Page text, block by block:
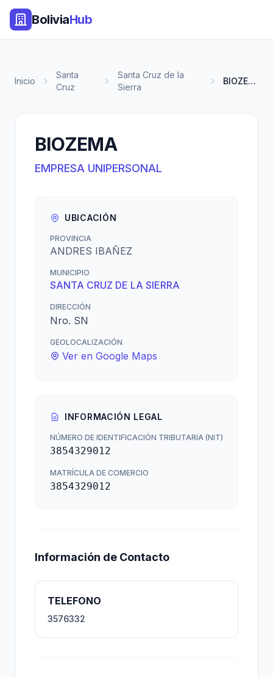
BoliviaHub
Inicio
Santa
Cruz
Santa Cruz de la
Sierra
BIOZEMA
BIOZEMA
EMPRESA UNIPERSONAL
UBICACIÓN
PROVINCIA
ANDRES IBAÑEZ
MUNICIPIO
SANTA CRUZ DE LA SIERRA
DIRECCIÓN
Nro. SN
GEOLOCALIZACIÓN
Ver en Google Maps
INFORMACIÓN LEGAL
NÚMERO DE IDENTIFICACIÓN TRIBUTARIA (NIT)
3854329012
MATRÍCULA DE COMERCIO
3854329012
Información de Contacto
TELEFONO
3576332